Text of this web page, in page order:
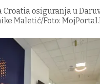
Croatia osiguranja u
Maletić/Foto: